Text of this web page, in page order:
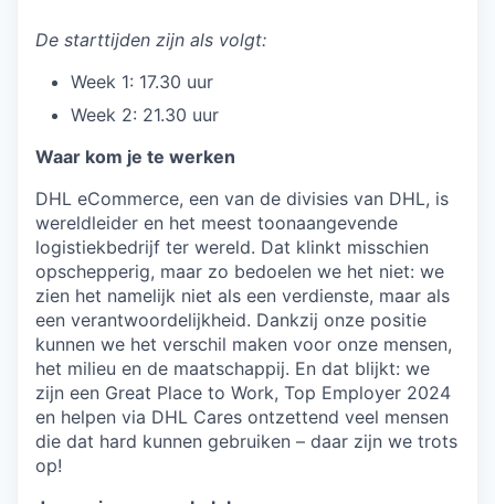
De starttijden zijn als volgt:
Week 1: 17.30 uur
Week 2: 21.30 uur
Waar kom je te werken
DHL eCommerce, een van de divisies van DHL, is
wereldleider en het meest toonaangevende
logistiekbedrijf ter wereld. Dat klinkt misschien
opschepperig, maar zo bedoelen we het niet: we
zien het namelijk niet als een verdienste, maar als
een verantwoordelijkheid. Dankzij onze positie
kunnen we het verschil maken voor onze mensen,
het milieu en de maatschappij. En dat blijkt: we
zijn een Great Place to Work, Top Employer 2024
en helpen via DHL Cares ontzettend veel mensen
die dat hard kunnen gebruiken – daar zijn we trots
op!